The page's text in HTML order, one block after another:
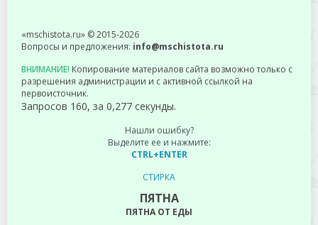
«mschistota.ru» © 2015-2026
Вопросы и предложения: info@mschistota.ru
ВНИМАНИЕ! Копирование материалов сайта возможно только с
разрешения администрации и с активной ссылкой на
первоисточник.
Запросов 160, за 0,277 секунды.
Нашли ошибку?
Выделите ее и нажмите:
CTRL+ENTER
СТИРКА
ПЯТНА
ПЯТНА ОТ ЕДЫ